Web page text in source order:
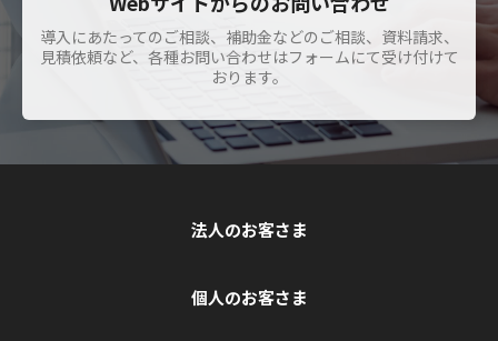
導入にあたってのご相談、補助金などのご相談、資料請求、
見積依頼など、各種お問い合わせはフォームにて受け付けて
おります。
法人のお客さま
個人のお客さま